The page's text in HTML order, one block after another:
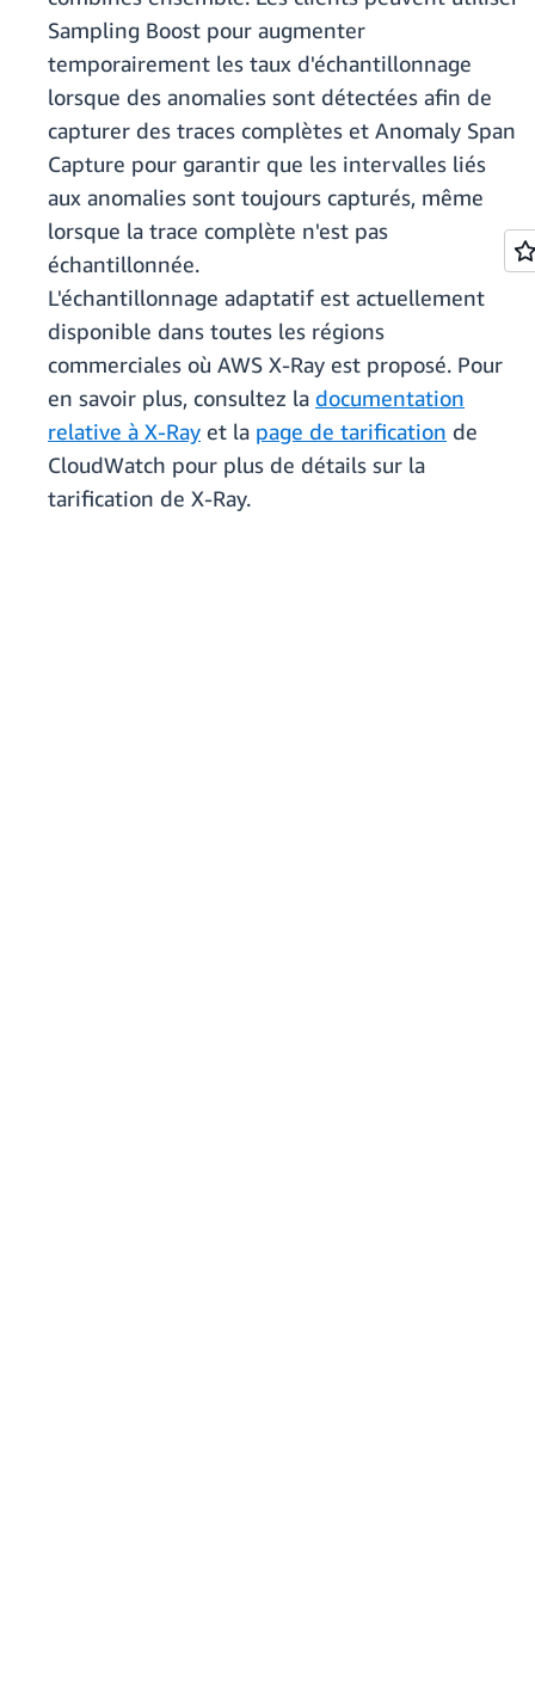
Sampling Boost pour augmenter
temporairement les taux d'échantillonnage
lorsque des anomalies sont détectées afin de
capturer des traces complètes et Anomaly Span
Capture pour garantir que les intervalles liés
aux anomalies sont toujours capturés, même
lorsque la trace complète n'est pas
échantillonnée.
L'échantillonnage adaptatif est actuellement
disponible dans toutes les régions
commerciales où AWS X-Ray est proposé. Pour
en savoir plus, consultez la documentation
relative à X-Ray et la page de tarification de
CloudWatch pour plus de détails sur la
tarification de X-Ray.